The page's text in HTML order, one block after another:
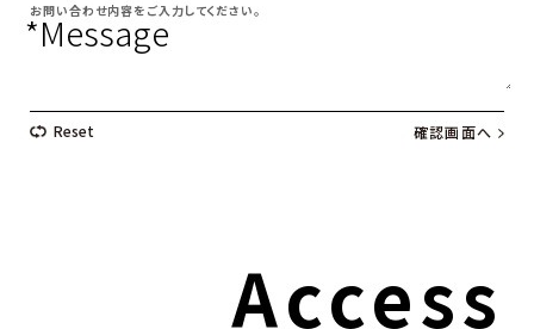
お問い合わせ内容をご入力してください。
*Message
Access